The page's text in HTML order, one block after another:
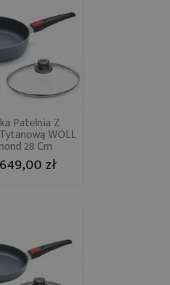
Patelnia Z
WOLL
28 Cm
649,00 zł